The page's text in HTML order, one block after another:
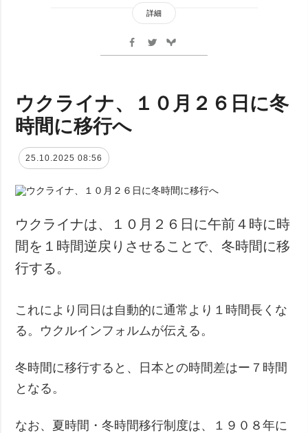
詳細
ウクライナ、１０月２６日に冬
時間に移行へ
25.10.2025 08:56
ウクライナは、１０月２６日に午前４時に時
間を１時間逆戻りさせることで、冬時間に移
行する。
これにより同日は自動的に通常より１時間長くな
る。ウクルインフォルムが伝える。
冬時間に移行すると、日本との時間差はー７時間
となる。
なお、夏時間・冬時間移行制度は、１９０８年に